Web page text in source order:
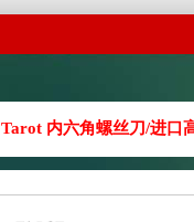
Tarot 内六角螺丝刀/进口